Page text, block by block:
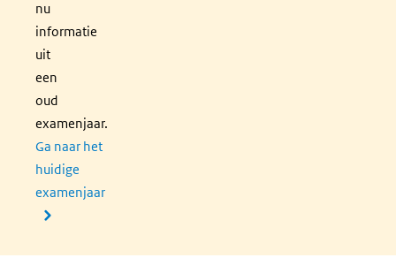
nu
informatie
uit
een
oud
examenjaar.
Ga naar het
huidige
examenjaar